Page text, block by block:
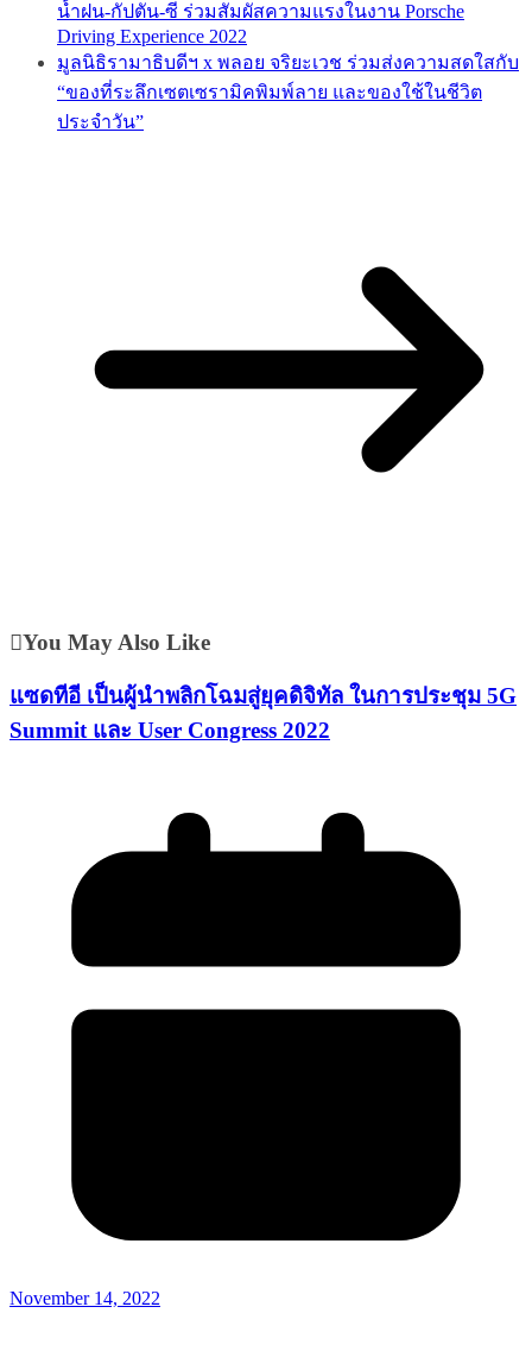
น้ำฝน-กัปตัน-ซี ร่วมสัมผัสความแรงในงาน Porsche
Driving Experience 2022
มูลนิธิรามาธิบดีฯ x พลอย จริยะเวช ร่วมส่งความสดใสกับ
“ของที่ระลึกเซตเซรามิคพิมพ์ลาย และของใช้ในชีวิต
ประจำวัน”
You May Also Like
แซดทีอี เป็นผู้นำพลิกโฉมสู่ยุคดิจิทัล ในการประชุม 5G
Summit และ User Congress 2022
November 14, 2022